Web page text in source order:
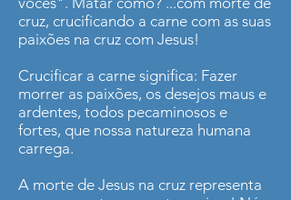
cruz, crucificando a carne com as suas
paixões na cruz com Jesus!
Crucificar a carne significa: Fazer
morrer as paixões, os desejos maus e
ardentes, todos pecaminosos e
fortes, que nossa natureza humana
carrega.
A morte de Jesus na cruz representa